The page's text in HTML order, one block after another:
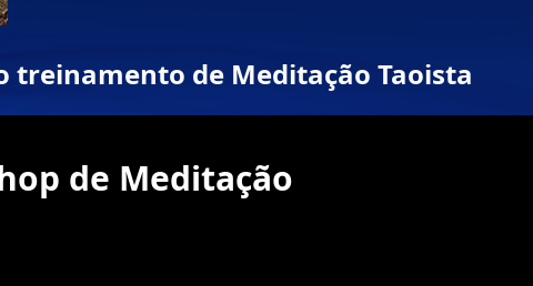
treinamento de Meditação Taoista
de Meditação